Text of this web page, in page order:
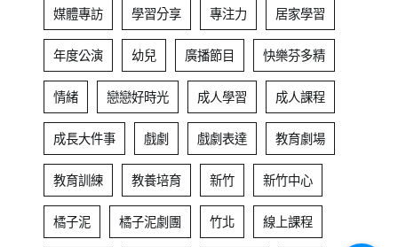
媒體專訪 學習分享 專注力 居家學習
年度公演 幼兒 廣播節目 快樂芬多精
情緒 戀戀好時光 成人學習 成人課程
成長大件事 戲劇 戲劇表達 教育劇場
教育訓練 教養培育 新竹 新竹中心
橘子泥 橘子泥劇團 竹北 線上課程